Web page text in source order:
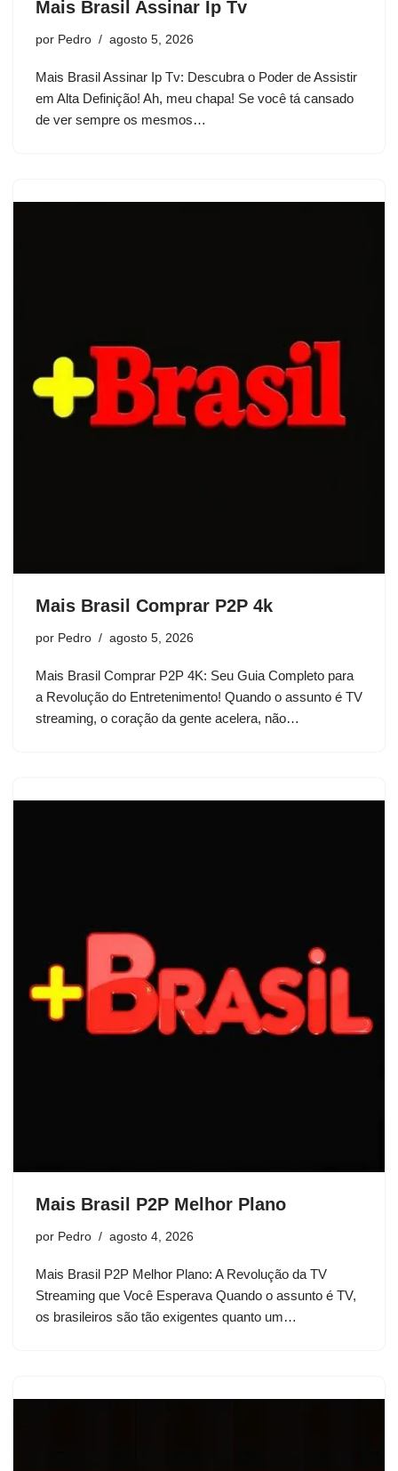
Mais Brasil Assinar Ip Tv
por Pedro agosto 5, 2026
Mais Brasil Assinar Ip Tv: Descubra o Poder de Assistir
em Alta Definição! Ah, meu chapa! Se você tá cansado
de ver sempre os mesmos…
Mais Brasil Comprar P2P 4k
por Pedro agosto 5, 2026
Mais Brasil Comprar P2P 4K: Seu Guia Completo para
a Revolução do Entretenimento! Quando o assunto é TV
streaming, o coração da gente acelera, não…
Mais Brasil P2P Melhor Plano
por Pedro agosto 4, 2026
Mais Brasil P2P Melhor Plano: A Revolução da TV
Streaming que Você Esperava Quando o assunto é TV,
os brasileiros são tão exigentes quanto um…